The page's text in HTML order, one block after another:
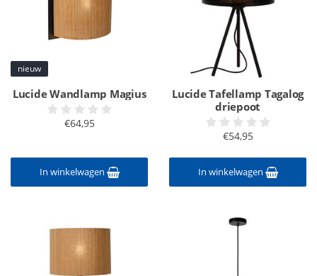
nieuw
Lucide Wandlamp Magius
€64,95
In winkelwagen
Lucide Tafellamp Tagalog
driepoot
€54,95
In winkelwagen